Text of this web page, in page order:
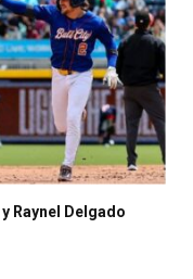
Raynel Delgado